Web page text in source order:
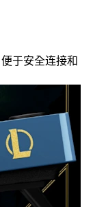
于安全连接和